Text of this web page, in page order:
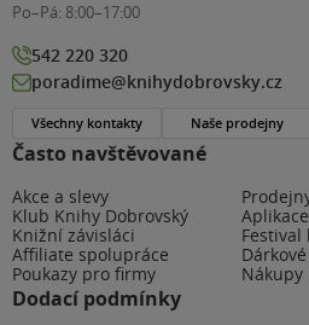
Často navštěvované
Akce a slevy
Klub Knihy Dobrovský
Knižní závisláci
Festival
Affiliate spolupráce
Poukazy pro firmy
Nákupy
Dodací podmínky
Po–Pá: 8:00–17:00
542 220 320
poradime@knihydobrovsky.cz
Všechny kontakty Naše prodejny